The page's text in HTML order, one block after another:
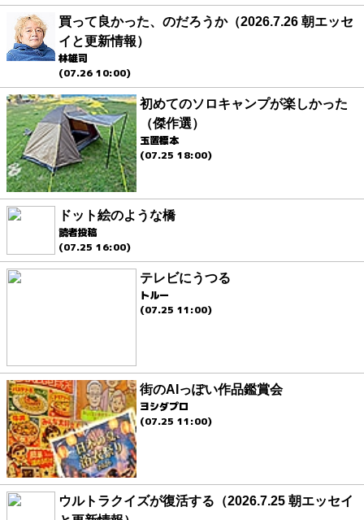
買って良かった、のだろうか（2026.7.26 朝エッセ
イと更新情報）
林雄司
(07.26 10:00)
初めてのソロキャンプが楽しかった
（傑作選）
玉置標本
(07.25 18:00)
ドット絵のような橋
読者投稿
(07.25 16:00)
テレビにうつる
トルー
(07.25 11:00)
街のAIっぽい作品鑑賞会
ヨシダプロ
(07.25 11:00)
ウルトラクイズが復活する（2026.7.25 朝エッセイ